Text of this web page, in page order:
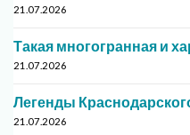
21.07.2026
Такая многогранная и
21.07.2026
Легенды
21.07.2026